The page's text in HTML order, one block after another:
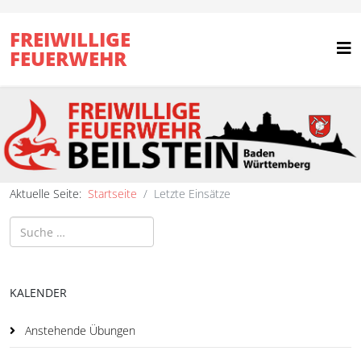
FREIWILLIGE
FEUERWEHR
Aktuelle Seite: Startseite Letzte Einsätze
Suchen
KALENDER
Anstehende Übungen